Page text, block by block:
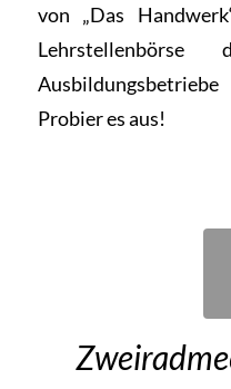
von „Das
Lehrstellenbörseder
Probier es aus!